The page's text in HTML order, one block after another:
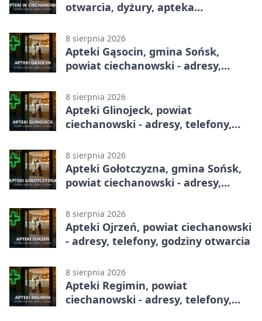
otwarcia, dyżury, apteka
8 sierpnia 2026
Apteki Gąsocin, gmina Sońsk,
powiat ciechanowski - adresy,
8 sierpnia 2026
Apteki Glinojeck, powiat
ciechanowski - adresy, telefony,
8 sierpnia 2026
Apteki Gołotczyzna, gmina Sońsk,
powiat ciechanowski - adresy,
8 sierpnia 2026
Apteki Ojrzeń, powiat ciechanowski
- adresy, telefony, godziny otwarcia
8 sierpnia 2026
Apteki Regimin, powiat
ciechanowski - adresy, telefony,